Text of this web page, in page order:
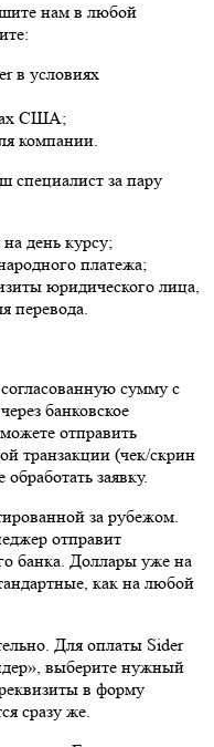
нам в любой
в условиях
США;
компании.
специалист за пару
день курсу;
платежа;
юридического лица,
перевода.
сумму с
банковское
отправить
транзакции (чек/скрин
заявку.
за рубежом.
отправит
банка. Доллары уже на
как на любой
Для оплаты Sider
выберите нужный
в форму
сразу же.